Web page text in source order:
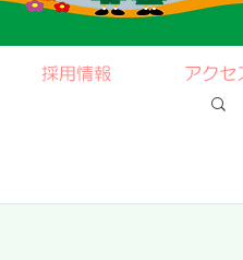
採用情報 アクセ